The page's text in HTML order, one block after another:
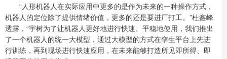
“人形机器人在实际应用中更多的是作为未来的一种操作方式，
机器人的定位除了提供情绪价值，更多的还是要进厂打工。”杜鑫峰
透露，“宇树为了让机器人更好地进行快速、平稳地使用，我们推出
了一个机器人的统一大模型，通过大模型的方式在孪生平台上先进
行训练，再到现场进行快速应用，在未来能够打造所见即所得、即